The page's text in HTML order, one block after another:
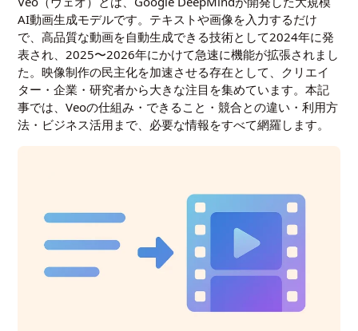
AI動画生成モデルです。テキストや画像を入力するだけ
で、高品質な動画を自動生成できる技術として2024年に発
表され、2025〜2026年にかけて急速に機能が拡張されまし
た。映像制作の民主化を加速させる存在として、クリエイ
ター・企業・研究者から大きな注目を集めています。本記
事では、Veoの仕組み・できること・競合との違い・利用方
法・ビジネス活用まで、必要な情報をすべて網羅します。